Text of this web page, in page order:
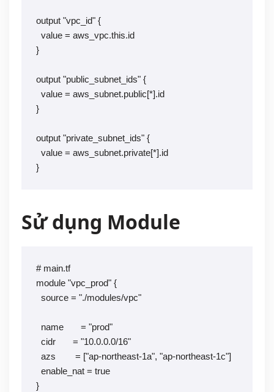
output "vpc_id" {
  value = aws_vpc.this.id
}
output "public_subnet_ids" {
  value = aws_subnet.public[*].id
}
output "private_subnet_ids" {
  value = aws_subnet.private[*].id
}
Sử dụng Module
# main.tf
module "vpc_prod" {
  source = "./modules/vpc"
  name       = "prod"
  cidr       = "10.0.0.0/16"
  azs        = ["ap-northeast-1a", "ap-northeast-1c"]
  enable_nat = true
}